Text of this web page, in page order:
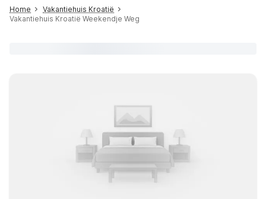
Home
Vakantiehuis Kroatië
Vakantiehuis Kroatië Weekendje Weg